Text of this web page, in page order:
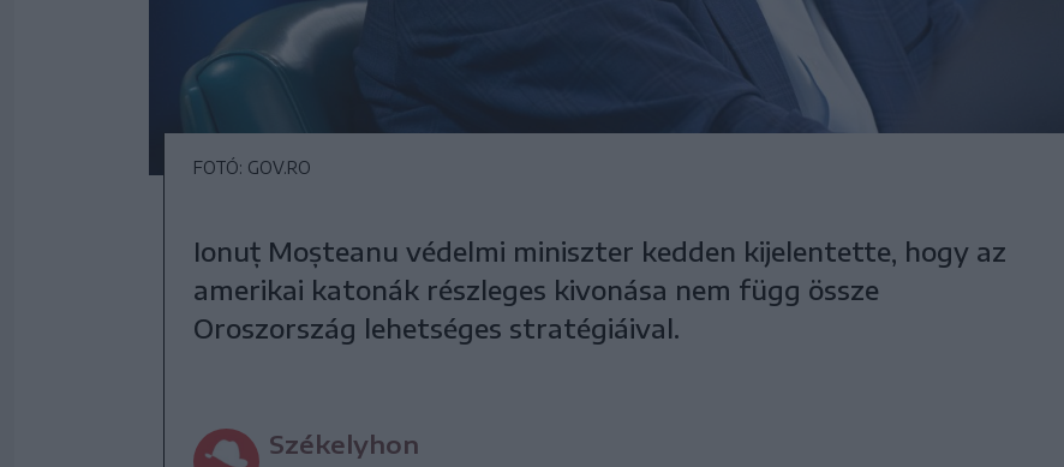
FOTÓ: GOV.RO
Ionuț Moșteanu védelmi miniszter kedden kijelentette, hogy az
amerikai katonák részleges kivonása nem függ össze
Oroszország lehetséges stratégiáival.
Székelyhon